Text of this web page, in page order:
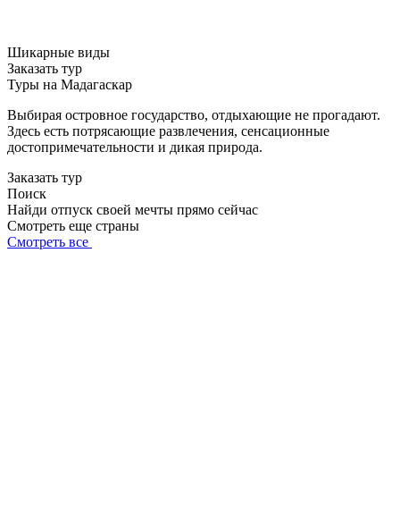
Шикарные виды
Заказать тур
Туры на Мадагаскар
Выбирая островное государство, отдыхающие не прогадают.
Здесь есть потрясающие развлечения, сенсационные
достопримечательности и дикая природа.
Заказать тур
Поиск
Найди отпуск своей мечты прямо сейчас
Смотреть еще страны
Смотреть все